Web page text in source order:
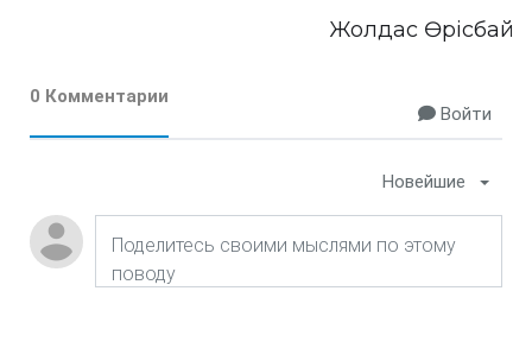
Жолдас Өрісбай
0 Комментарии
Войти
Новейшие